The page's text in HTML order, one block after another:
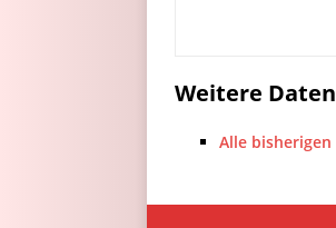
Weitere Daten
Alle